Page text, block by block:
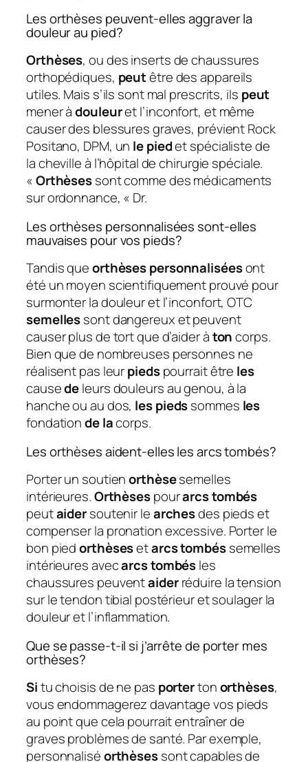
Les orthèses peuvent-elles aggraver la
douleur au pied?
Orthèses, ou des inserts de chaussures
orthopédiques, peutêtre des appareils
utiles. Mais s’ils sont mal prescrits, ils peut
mener àdouleuret l’inconfort, et même
causer des blessures graves, prévient Rock
Positano, DPM, un le piedet spécialiste de
la cheville à l’hôpital de chirurgie spéciale.
«Orthèsessont comme des médicaments
sur ordonnance, « Dr.
Les orthèses personnalisées sont-elles
mauvaises pour vos pieds?
Tandis queorthèses personnaliséesont
été un moyen scientifiquement prouvé pour
surmonter la douleur et l’inconfort, OTC
semellessont dangereux et peuvent
causer plus de tort que d’aider àtoncorps.
Bien que de nombreuses personnes ne
réalisent pas leurpiedspourrait être les
causedeleurs douleurs au genou, à la
hanche ou au dos, les piedssommes les
fondationde lacorps.
Les orthèses aident-elles les arcs tombés?
Porter un soutienorthèsesemelles
intérieures.Orthèsespourarcs tombés
peutaidersoutenir learchesdes pieds et
compenser la pronation excessive. Porter le
bon piedorthèsesetarcs tombéssemelles
intérieures avecarcs tombésles
chaussures peuventaiderréduire la tension
sur le tendon tibial postérieur et soulager la
douleur et l’inflammation.
Que se passe-t-il si j’arrête de porter mes
orthèses?
Situ choisis de ne pas portertonorthèses,
vous endommagerez davantage vos pieds
au point que cela pourrait entraîner de
graves problèmes de santé. Par exemple,
personnaliséorthèsessont capables de